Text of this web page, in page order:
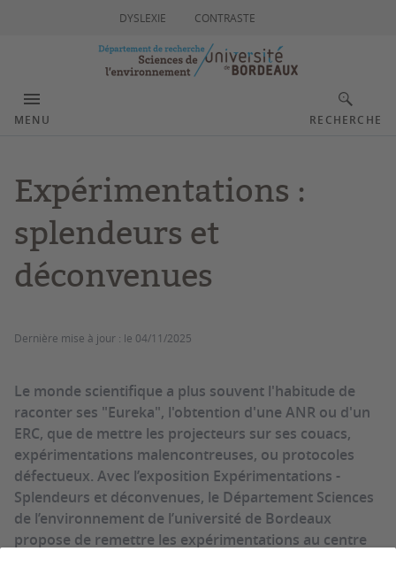
DYSLEXIE CONTRASTE
MENU RECHERCHE
Expérimentations :
splendeurs et
déconvenues
Dernière mise à jour : le 04/11/2025
Le monde scientifique a plus souvent l'habitude de
raconter ses "Eureka", l'obtention d'une ANR ou d'un
ERC, que de mettre les projecteurs sur ses couacs,
expérimentations malencontreuses, ou protocoles
défectueux. Avec l’exposition Expérimentations -
Splendeurs et déconvenues, le Département Sciences
de l’environnement de l’université de Bordeaux
propose de remettre les expérimentations au centre